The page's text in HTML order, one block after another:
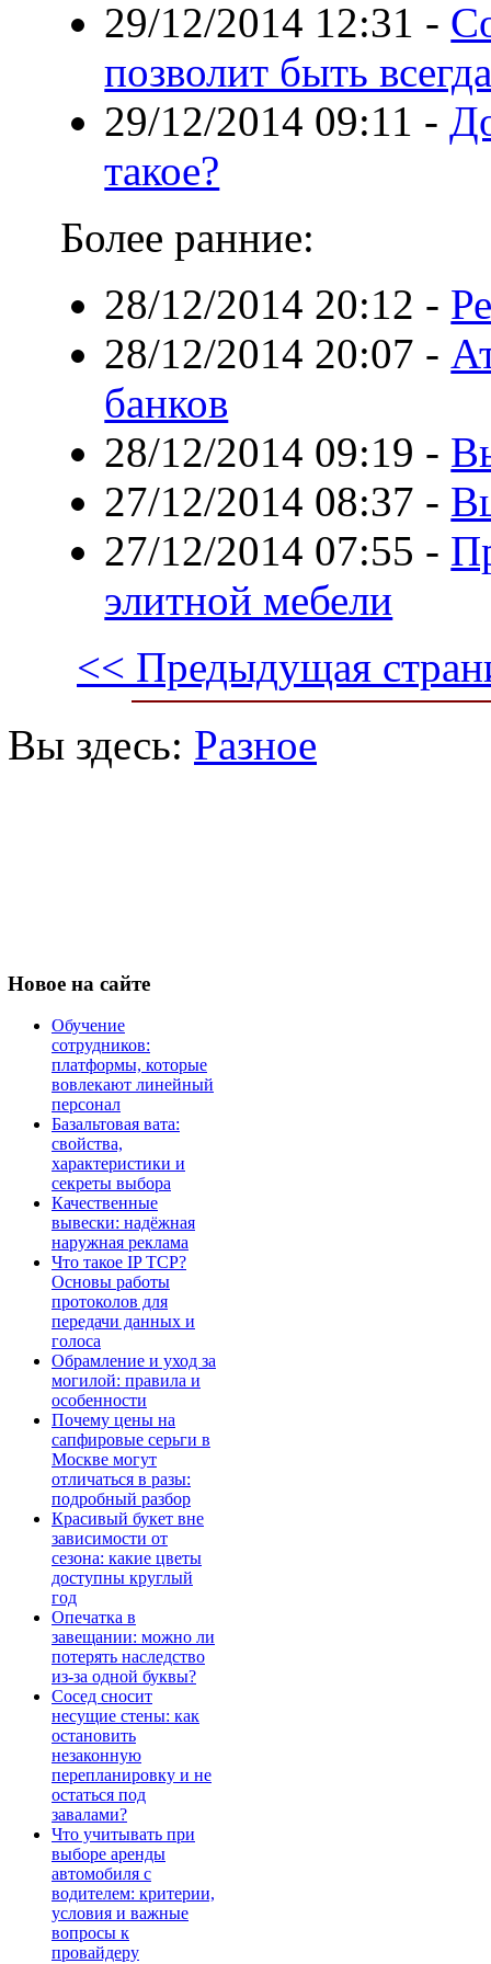
29/12/2014 12:31 -
позволит быть
29/12/2014 09:11 -
такое?
Более ранние:
28/12/2014 20:12 -
28/12/2014 20:07 -
банков
28/12/2014 09:19 -
27/12/2014 08:37 -
27/12/2014 07:55 -
элитной мебели
<< Предыдущая
Вы здесь: Разное
Новое на сайте
Обучение
сотрудников:
платформы, которые
вовлекают линейный
персонал
Базальтовая вата:
свойства,
характеристики и
секреты выбора
Качественные
вывески: надёжная
наружная реклама
Что такое IP TCP?
Основы работы
протоколов для
передачи данных и
голоса
Обрамление и уход за
могилой: правила и
особенности
Почему цены на
сапфировые серьги в
Москве могут
отличаться в разы:
подробный разбор
Красивый букет вне
зависимости от
сезона: какие цветы
доступны круглый
год
Опечатка в
завещании: можно ли
потерять наследство
из-за одной буквы?
Сосед сносит
несущие стены: как
остановить
незаконную
перепланировку и не
остаться под
завалами?
Что учитывать при
выборе аренды
автомобиля с
водителем: критерии,
условия и важные
вопросы к
провайдеру